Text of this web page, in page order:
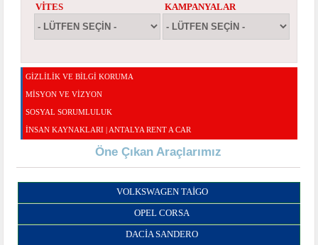
VITES KAMPANYALAR
GİZLİLİK VE BİLGİ KORUMA
MISYON VE VIZYON
SOSYAL SORUMLULUK
İNSAN KAYNAKLARI | ANTALYA RENT A CAR
Öne Çıkan Araçlarımız
VOLKSWAGEN TAIGO
OPEL CORSA
DACIA SANDERO